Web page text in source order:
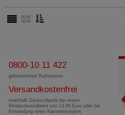
0800-10 11 422
gebührenfreie Rufnummer
Versandkostenfrei
innerhalb Deutschlands bei einem
Mindestbestellwert von 13,99 Euro oder bei
Einsendung eines Kassenrezeptes